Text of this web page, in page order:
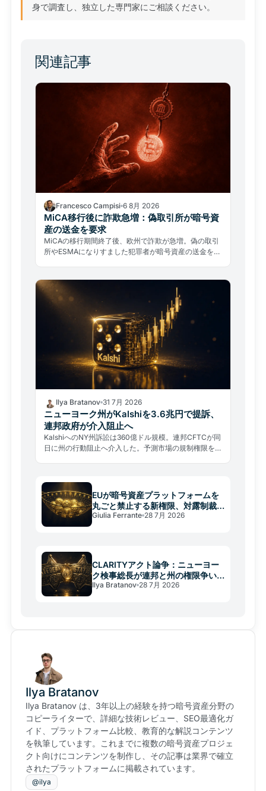
身で調査し、独立した専門家にご相談ください。
関連記事
Francesco Campisi 6 8月 2026
MiCA移行後に詐欺急増：偽取引所が暗号資
産の送金を要求
MiCAの移行期間終了後、欧州で詐欺が急増。偽の取引
所やESMAになりすました犯罪者が暗号資産の送金を要
Ilya Bratanov 31 7月 2026
ニューヨーク州がKalshiを3.6兆円で提訴、
連邦政府が介入阻止へ
KalshiへのNY州訴訟は360億ドル規模。連邦CFTCが同
日に州の行動阻止へ介入した。予測市場の規制権限をめ
EUが暗号資産プラットフォームを
丸ごと禁止する新権限、対露制裁
に潜む構造転換
Giulia Ferrante 28 7月 2026
CLARITYアクト論争：ニューヨー
ク検事総長が連邦と州の権限争い
に警鐘
Ilya Bratanov 28 7月 2026
Ilya Bratanov
Ilya Bratanov は、3年以上の経験を持つ暗号資産分野の
コピーライターで、詳細な技術レビュー、SEO最適化ガ
イド、プラットフォーム比較、教育的な解説コンテンツ
を執筆しています。これまでに複数の暗号資産プロジェ
クト向けにコンテンツを制作し、その記事は業界で確立
されたプラットフォームに掲載されています。
@ilya